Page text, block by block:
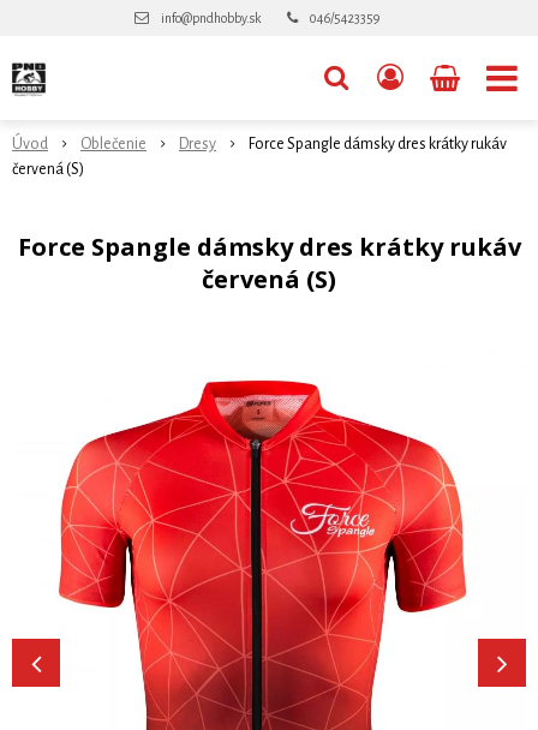
info@pndhobby.sk 046/5423359
Úvod Oblečenie Dresy
Force Spangle dámsky dres krátky rukáv
červená (S)
Force Spangle dámsky dres krátky rukáv
červená (S)